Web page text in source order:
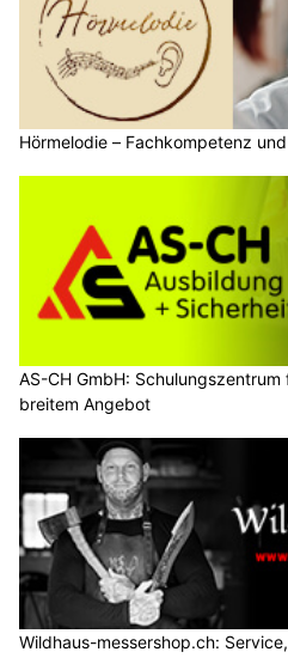
Hörmelodie – Fachkompetenz
AS-CH GmbH:
breitem Angebot
Wildhaus-messershop.ch: